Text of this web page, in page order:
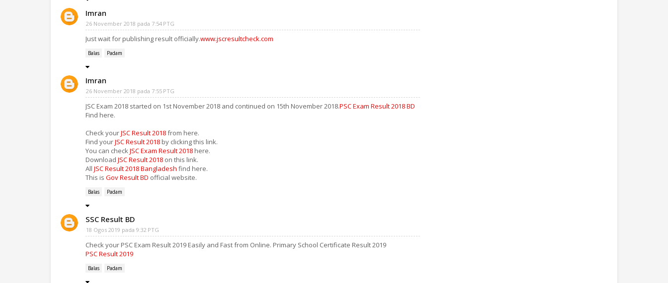
Imran
26 November 2018 pada 7:54 PTG
Just wait for publishing result officially.www.jscresultcheck.com
Balas Padam
Imran
26 November 2018 pada 7:55 PTG
JSC Exam 2018 started on 1st November 2018 and continued on 15th November 2018.PSC Exam Result 2018 BD
Find here.
Check yourJSC Result 2018from here.
Find yourJSC Result 2018 by clicking this link.
You can checkJSC Exam Result 2018 here.
Download JSC Result 2018 on this link.
All JSC Result 2018 Bangladesh find here.
This is Gov Result BD official website.
Balas Padam
SSC Result BD
18 Ogos 2019 pada 9:32 PTG
Check your PSC Exam Result 2019 Easily and Fast from Online. Primary School Certificate Result 2019
PSC Result 2019
Balas Padam